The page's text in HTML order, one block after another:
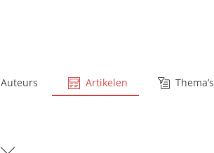
Auteurs Artikelen Thema’s